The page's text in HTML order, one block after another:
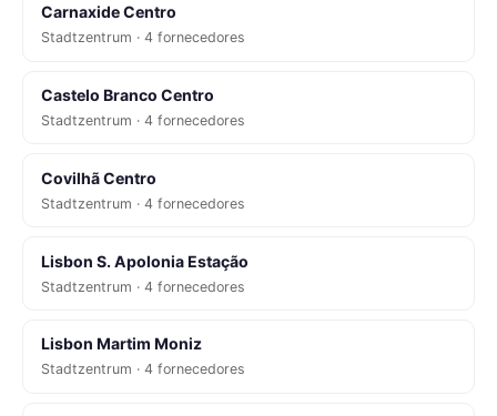
Carnaxide Centro
Stadtzentrum · 4 fornecedores
Castelo Branco Centro
Stadtzentrum · 4 fornecedores
Covilhã Centro
Stadtzentrum · 4 fornecedores
Lisbon S. Apolonia Estação
Stadtzentrum · 4 fornecedores
Lisbon Martim Moniz
Stadtzentrum · 4 fornecedores